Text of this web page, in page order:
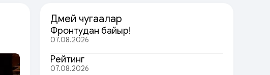
Дөмей чугаалар
Фронтудан байыр!
07.08.2026
Рейтинг
07.08.2026